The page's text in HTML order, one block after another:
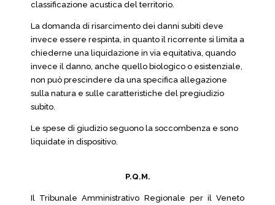
classificazione acustica del territorio.
La domanda di risarcimento dei danni subiti deve
invece essere respinta, in quanto il ricorrente si limita a
chiederne una liquidazione in via equitativa, quando
invece il danno, anche quello biologico o esistenziale,
non può prescindere da una specifica allegazione
sulla natura e sulle caratteristiche del pregiudizio
subito.
Le spese di giudizio seguono la soccombenza e sono
liquidate in dispositivo.
P.Q.M.
Il Tribunale Amministrativo Regionale per il Veneto